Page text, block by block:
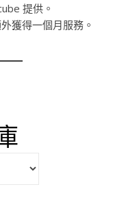
提供。
外獲得一個月服務。